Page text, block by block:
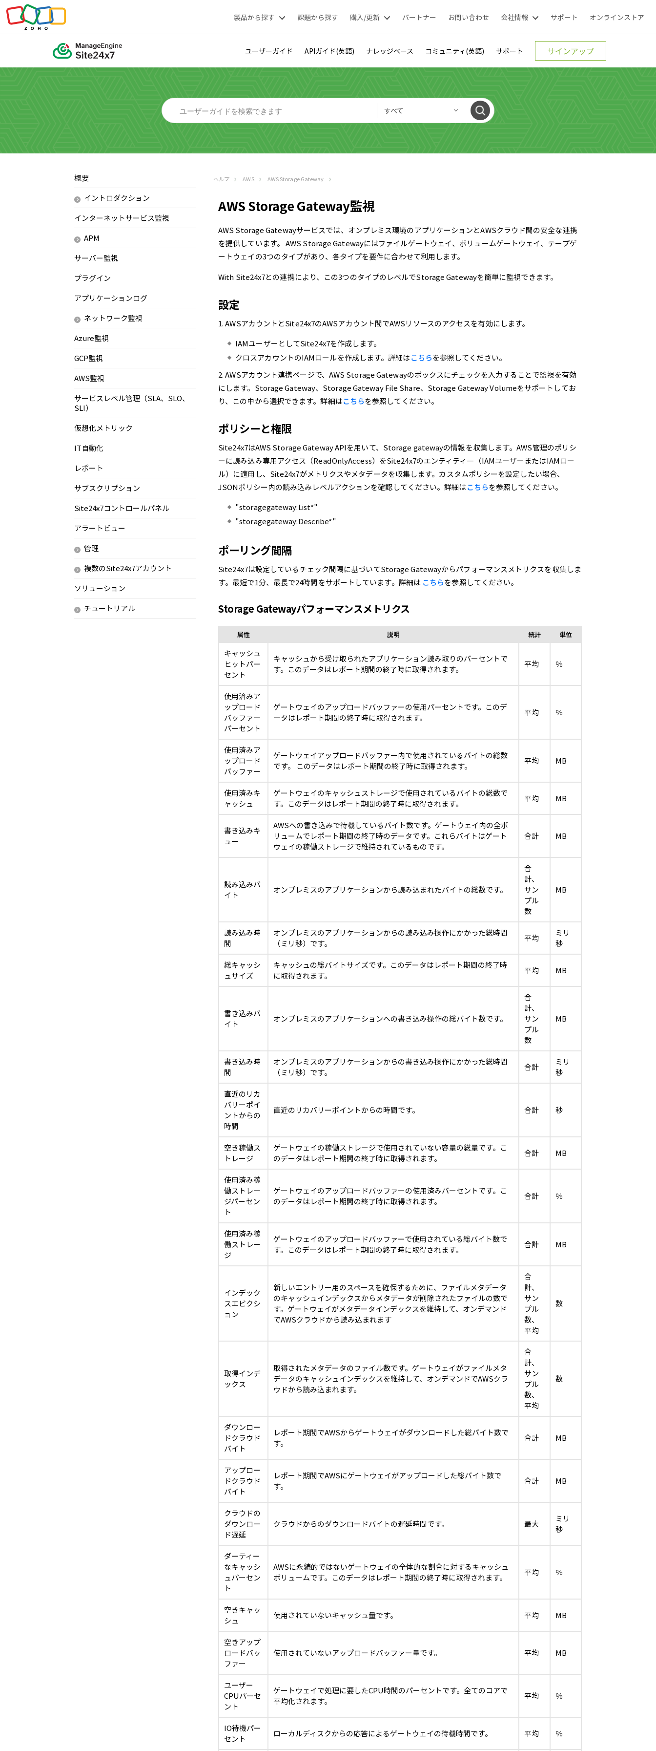
製品から探す 課題から探す 購入/更新 パートナー お問い合わせ 会社情報 サポート オンラインストア
ユーザーガイド APIガイド(英語) ナレッジベース コミュニティ(英語) サポート サインアップ
すべて
概要
イントロダクション
インターネットサービス監視
APM
サーバー監視
プラグイン
アプリケーションログ
ネットワーク監視
Azure監視
GCP監視
AWS監視
サービスレベル管理（SLA、SLO、
SLI）
仮想化メトリック
IT自動化
レポート
サブスクリプション
Site24x7コントロールパネル
アラートビュー
管理
複数のSite24x7アカウント
ソリューション
チュートリアル
ヘルプ AWS AWS Storage Gateway
AWS Storage Gateway監視
AWS Storage Gatewayサービスでは、オンプレミス環境のアプリケーションとAWSクラウド間の安全な連携
を提供しています。 AWS Storage Gatewayにはファイルゲートウェイ、ボリュームゲートウェイ、テープゲ
ートウェイの3つのタイプがあり、各タイプを要件に合わせて利用します。
With Site24x7との連携により、この3つのタイプのレベルでStorage Gatewayを簡単に監視できます。
設定
1. AWSアカウントとSite24x7のAWSアカウント間でAWSリソースのアクセスを有効にします。
IAMユーザーとしてSite24x7を作成します。
クロスアカウントのIAMロールを作成します。詳細はこちらを参照してください。
2. AWSアカウント連携ページで、AWS Storage Gatewayのボックスにチェックを入力することで監視を有効
にします。Storage Gateway、Storage Gateway File Share、Storage Gateway Volumeをサポートしてお
り、この中から選択できます。詳細はこちらを参照してください。
ポリシーと権限
Site24x7はAWS Storage Gateway APIを用いて、Storage gatewayの情報を収集します。AWS管理のポリシ
ーに読み込み専用アクセス（ReadOnlyAccess）をSite24x7のエンティティ―（IAMユーザーまたはIAMロー
ル）に適用し、Site24x7がメトリクスやメタデータを収集します。カスタムポリシーを設定したい場合、
JSONポリシー内の読み込みレベルアクションを確認してください。詳細はこちらを参照してください。
"storagegateway:List*"
"storagegateway:Describe*"
ポーリング間隔
Site24x7は設定しているチェック間隔に基づいてStorage Gatewayからパフォーマンスメトリクスを収集しま
す。最短で1分、最長で24時間をサポートしています。詳細は こちらを参照してください。
Storage Gatewayパフォーマンスメトリクス
属性 説明 統計 単位
キャッシュ
ヒットパー
セント
キャッシュから受け取られたアプリケーション読み取りのパーセントで
す。このデータはレポート期間の終了時に取得されます。
平均 ％
使用済みア
ップロード
バッファー
パーセント
ゲートウェイのアップロードバッファーの使用パーセントです。このデ
ータはレポート期間の終了時に取得されます。
平均 ％
使用済みア
ップロード
バッファー
ゲートウェイアップロードバッファー内で使用されているバイトの総数
です。 このデータはレポート期間の終了時に取得されます。
平均 MB
使用済みキ
ャッシュ
ゲートウェイのキャッシュストレージで使用されているバイトの総数で
す。このデータはレポート期間の終了時に取得されます。
平均 MB
書き込みキ
ュー
AWSへの書き込みで待機しているバイト数です。ゲートウェイ内の全ボ
リュームでレポート期間の終了時のデータです。これらバイトはゲート
ウェイの稼働ストレージで維持されているものです。
合計 MB
読み込みバ
イト
オンプレミスのアプリケーションから読み込まれたバイトの総数です。
合
計、
サン
プル
数
MB
読み込み時
間
オンプレミスのアプリケーションからの読み込み操作にかかった総時間
（ミリ秒）です。
平均
ミリ
秒
総キャッシ
ュサイズ
キャッシュの総バイトサイズです。このデータはレポート期間の終了時
に取得されます。
平均 MB
書き込みバ
イト
オンプレミスのアプリケーションへの書き込み操作の総バイト数です。
合
計、
サン
プル
数
MB
書き込み時
間
オンプレミスのアプリケーションからの書き込み操作にかかった総時間
（ミリ秒）です。
合計
ミリ
秒
直近のリカ
バリーポイ
ントからの
時間
直近のリカバリーポイントからの時間です。 合計 秒
空き稼働ス
トレージ
ゲートウェイの稼働ストレージで使用されていない容量の総量です。こ
のデータはレポート期間の終了時に取得されます。
合計 MB
使用済み稼
働ストレー
ジパーセン
ト
ゲートウェイのアップロードバッファーの使用済みパーセントです。こ
のデータはレポート期間の終了時に取得されます。
合計 ％
使用済み稼
働ストレー
ジ
ゲートウェイのアップロードバッファーで使用されている総バイト数で
す。このデータはレポート期間の終了時に取得されます。
合計 MB
インデック
スエビクシ
ョン
新しいエントリー用のスペースを確保するために、ファイルメタデータ
のキャッシュインデックスからメタデータが削除されたファイルの数で
す。ゲートウェイがメタデータインデックスを維持して、オンデマンド
でAWSクラウドから読み込まれます
合
計、
サン
プル
数、
平均
数
取得インデ
ックス
取得されたメタデータのファイル数です。ゲートウェイがファイルメタ
データのキャッシュインデックスを維持して、オンデマンドでAWSクラ
ウドから読み込まれます。
合
計、
サン
プル
数、
平均
数
ダウンロー
ドクラウド
バイト
レポート期間でAWSからゲートウェイがダウンロードした総バイト数で
す。
合計 MB
アップロー
ドクラウド
バイト
レポート期間でAWSにゲートウェイがアップロードした総バイト数で
す。
合計 MB
クラウドの
ダウンロー
ド遅延
クラウドからのダウンロードバイトの遅延時間です。 最大
ミリ
秒
ダーティー
なキャッシ
ュパーセン
ト
AWSに永続的ではないゲートウェイの全体的な割合に対するキャッシュ
ボリュームです。このデータはレポート期間の終了時に取得されます。
平均 ％
空きキャッ
シュ
使用されていないキャッシュ量です。 平均 MB
空きアップ
ロードバッ
ファー
使用されていないアップロードバッファー量です。 平均 MB
ユーザー
CPUパーセ
ント
ゲートウェイで処理に要したCPU時間のパーセントです。全てのコアで
平均化されます。
平均 ％
IO待機パー
セント
ローカルディスクからの応答によるゲートウェイの待機時間です。 平均 ％